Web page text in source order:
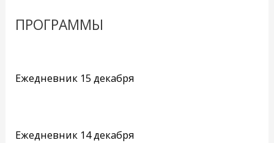
ПРОГРАММЫ
Ежедневник 15 декабря
Ежедневник 14 декабря